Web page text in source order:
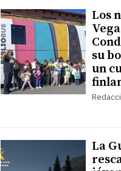
Los
su
un
La